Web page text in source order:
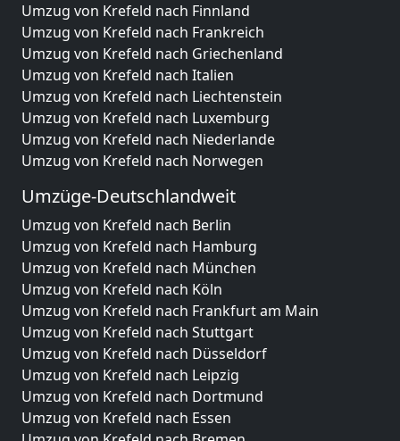
Umzug von Krefeld nach Finnland
Umzug von Krefeld nach Frankreich
Umzug von Krefeld nach Griechenland
Umzug von Krefeld nach Italien
Umzug von Krefeld nach Liechtenstein
Umzug von Krefeld nach Luxemburg
Umzug von Krefeld nach Niederlande
Umzug von Krefeld nach Norwegen
Umzüge-Deutschlandweit
Umzug von Krefeld nach Berlin
Umzug von Krefeld nach Hamburg
Umzug von Krefeld nach München
Umzug von Krefeld nach Köln
Umzug von Krefeld nach Frankfurt am Main
Umzug von Krefeld nach Stuttgart
Umzug von Krefeld nach Düsseldorf
Umzug von Krefeld nach Leipzig
Umzug von Krefeld nach Dortmund
Umzug von Krefeld nach Essen